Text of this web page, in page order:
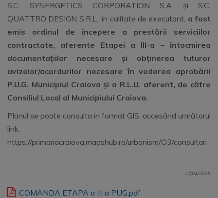
S.C. SYNERGETICS CORPORATION S.A. și S.C.
QUATTRO DESIGN S.R.L., în calitate de executant, a fost
emis ordinul de începere a prestării serviciilor
contractate, aferente Etapei a III-a – întocmirea
documentațiilor necesare și obținerea tuturor
avizelor/acordurilor necesare în vederea aprobării
P.U.G. Municipiul Craiova și a R.L.U. aferent, de către
Consiliul Local al Municipiului Craiova.
Planul se poate consulta în format GIS, accesând următorul
link:
https://primariacraiova.mapshub.ro/urbanism/O3/consultari
17/04/2025
COMANDA ETAPA a III a PUG.pdf